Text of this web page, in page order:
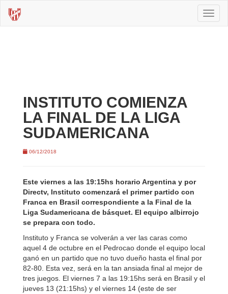
INSTITUTO COMIENZA
LA FINAL DE LA LIGA
SUDAMERICANA
06/12/2018
Este viernes a las 19:15hs horario Argentina y por
Directv, Instituto comenzará el primer partido con
Franca en Brasil correspondiente a la Final de la
Liga Sudamericana de básquet. El equipo albirrojo
se prepara con todo.
Instituto y Franca se volverán a ver las caras como
aquel 4 de octubre en el Pedrocao donde el equipo local
ganó en un partido que no tuvo dueño hasta el final por
82-80. Esta vez, será en la tan ansiada final al mejor de
tres juegos. El viernes 7 a las 19:15hs será en Brasil y el
jueves 13 (21:15hs) y el viernes 14 (este de ser